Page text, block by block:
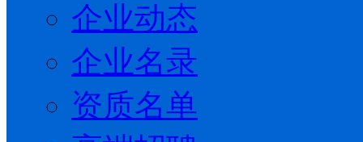
企业动态
企业名录
资质名单